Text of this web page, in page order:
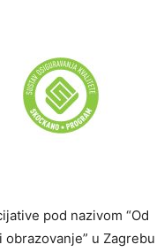
pod nazivom “Od
u Zagrebu